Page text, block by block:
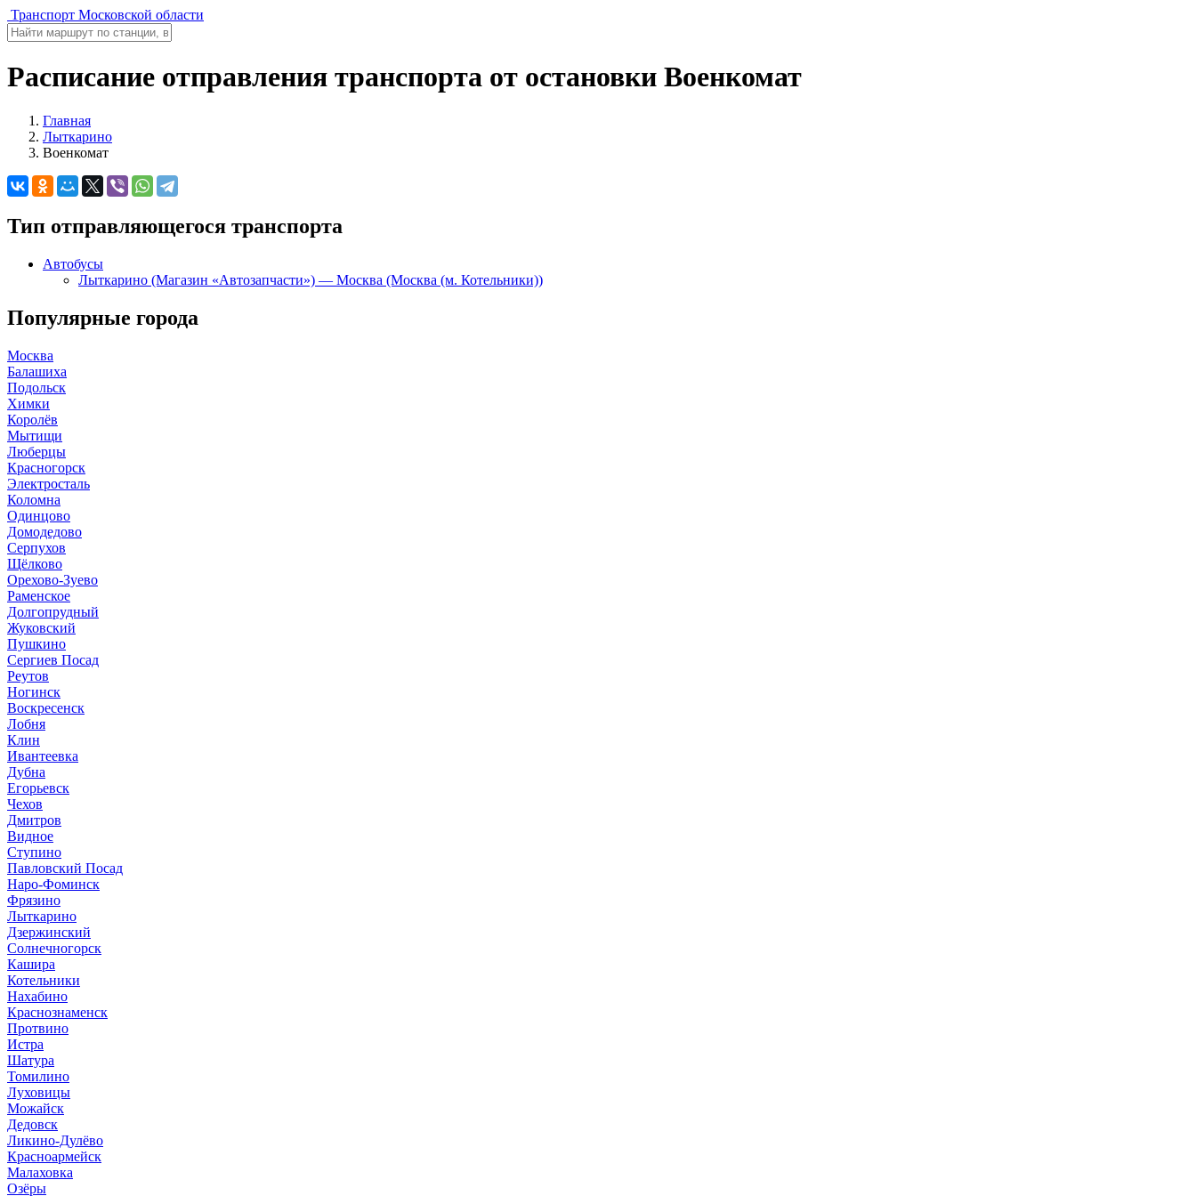
Транспорт Московской области
Расписание отправления транспорта от остановки Военкомат
Главная
Лыткарино
Военкомат
Тип отправляющегося транспорта
Автобусы
Лыткарино (Магазин «Автозапчасти») — Москва (Москва (м. Котельники))
Популярные города
Москва
Балашиха
Подольск
Химки
Королёв
Мытищи
Люберцы
Красногорск
Электросталь
Коломна
Одинцово
Домодедово
Серпухов
Щёлково
Орехово-Зуево
Раменское
Долгопрудный
Жуковский
Пушкино
Сергиев Посад
Реутов
Ногинск
Воскресенск
Лобня
Клин
Ивантеевка
Дубна
Егорьевск
Чехов
Дмитров
Видное
Ступино
Павловский Посад
Наро-Фоминск
Фрязино
Лыткарино
Дзержинский
Солнечногорск
Кашира
Котельники
Нахабино
Краснознаменск
Протвино
Истра
Шатура
Томилино
Луховицы
Можайск
Дедовск
Ликино-Дулёво
Красноармейск
Малаховка
Озёры